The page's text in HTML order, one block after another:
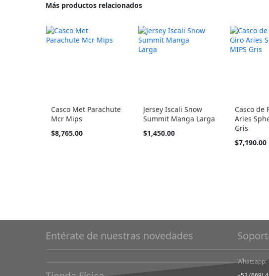
Más productos relacionados
Casco Met Parachute
Mcr Mips
Tan
$8,765.00
Jersey Iscali Snow
Summit Manga Larga
Tan
$1,450.00
Casco de
Aries
Gris
$7,190.00
Entérate de nuestras novedades
Whatsapp: